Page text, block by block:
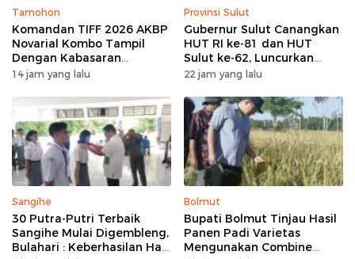
Tamohon
Komandan TIFF 2026 AKBP
Novarial Kombo Tampil
Dengan Kabasaran
Minahasa, Padukan Tugas
14 jam yang lalu
Provinsi Sulut
Gubernur Sulut Canangkan
HUT RI ke-81 dan HUT
Sulut ke-62, Luncurkan
Program Keringanan Pajak
Kelapa
22 jam yang lalu
Sangihe
30 Putra-Putri Terbaik
Sangihe Mulai Digembleng,
Bulahari : Keberhasilan Hari
Bolmut
Bupati Bolmut Tinjau Hasil
Panen Padi Varietas
Mengunakan Combine